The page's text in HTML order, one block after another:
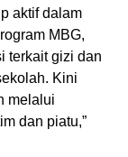
aktif dalam
MBG,
terkait gizi dan
Kini
melalui
dan piatu,”